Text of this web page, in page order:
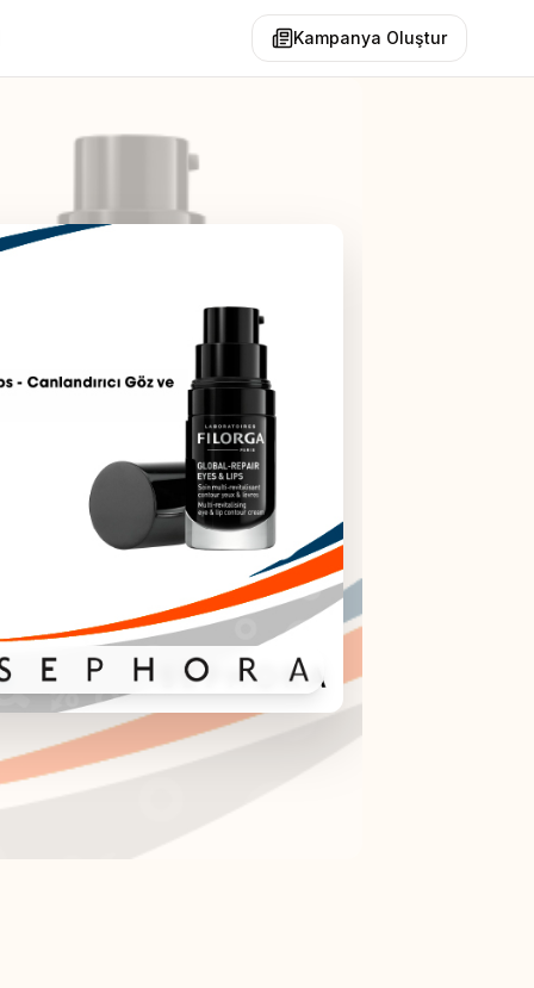
Kampanya Oluştur